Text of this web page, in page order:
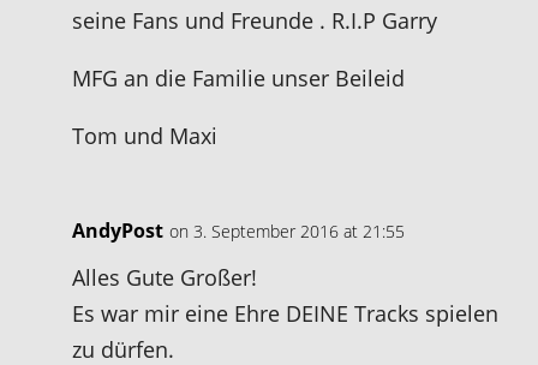
seine Fans und Freunde . R.I.P Garry
MFG an die Familie unser Beileid
Tom und Maxi
AndyPost on 3. September 2016 at 21:55
Alles Gute Großer!
Es war mir eine Ehre DEINE Tracks spielen
zu dürfen.